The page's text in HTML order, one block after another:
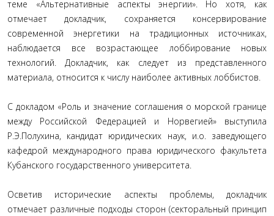
теме «Альтернативные аспекты энергии». Но хотя, как
отмечает докладчик, сохраняется консервирование
современной энергетики на традиционных источниках,
наблюдается все возрастающее лоббирование новых
технологий. Докладчик, как следует из представленного
материала, относится к числу наиболее активных лоббистов.
С докладом «Роль и значение соглашения о морской границе
между Российской Федерацией и Норвегией» выступила
Р.Э.Полухина, кандидат юридических наук, и.о. заведующего
кафедрой международного права юридического факультета
Кубанского государственного университета.
Осветив исторические аспекты проблемы, докладчик
отмечает различные подходы сторон (секторальный принцип